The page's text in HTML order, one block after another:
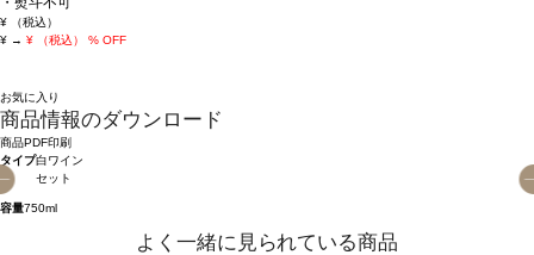
¥
（税込）
¥ → ¥ （税込） % OFF
お気に入り
商品情報のダウンロード
商品PDF印刷
タイプ白ワイン
セット
容量750ml
よく一緒に見られている商品